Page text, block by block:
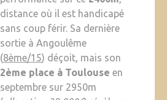
distance où il est handicapé
sans coup férir. Sa dernière
sortie à Angoulême
(8ème/15) déçoit, mais son
2ème place à Toulouse en
septembre sur 2950m